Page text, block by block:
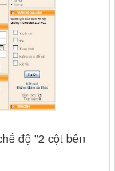
độ "2 cột bên